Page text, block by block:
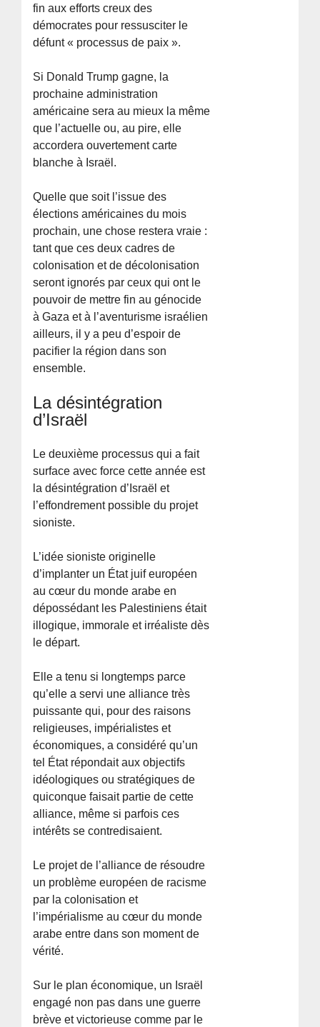
fin aux efforts creux des
démocrates pour ressusciter le
défunt « processus de paix ».
Si Donald Trump gagne, la
prochaine administration
américaine sera au mieux la même
que l’actuelle ou, au pire, elle
accordera ouvertement carte
blanche à Israël.
Quelle que soit l’issue des
élections américaines du mois
prochain, une chose restera vraie :
tant que ces deux cadres de
colonisation et de décolonisation
seront ignorés par ceux qui ont le
pouvoir de mettre fin au génocide
à Gaza et à l’aventurisme israélien
ailleurs, il y a peu d’espoir de
pacifier la région dans son
ensemble.
La désintégration
d’Israël
Le deuxième processus qui a fait
surface avec force cette année est
la désintégration d’Israël et
l’effondrement possible du projet
sioniste.
L’idée sioniste originelle
d’implanter un État juif européen
au cœur du monde arabe en
dépossédant les Palestiniens était
illogique, immorale et irréaliste dès
le départ.
Elle a tenu si longtemps parce
qu’elle a servi une alliance très
puissante qui, pour des raisons
religieuses, impérialistes et
économiques, a considéré qu’un
tel État répondait aux objectifs
idéologiques ou stratégiques de
quiconque faisait partie de cette
alliance, même si parfois ces
intérêts se contredisaient.
Le projet de l’alliance de résoudre
un problème européen de racisme
par la colonisation et
l’impérialisme au cœur du monde
arabe entre dans son moment de
vérité.
Sur le plan économique, un Israël
engagé non pas dans une guerre
brève et victorieuse comme par le